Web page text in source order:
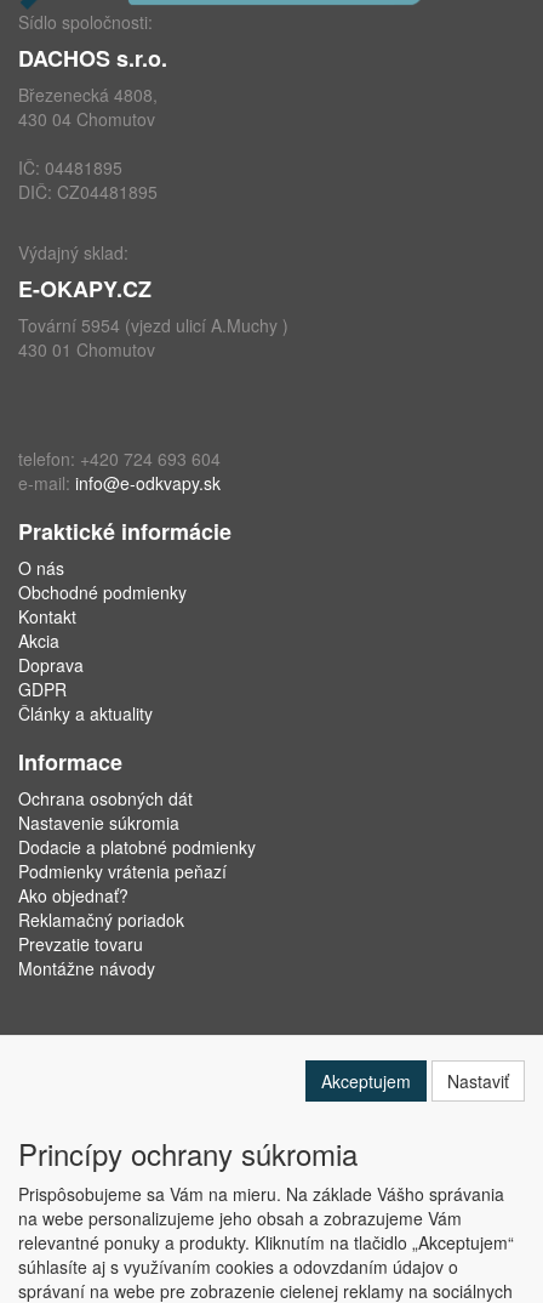
Sídlo spoločnosti:
DACHOS s.r.o.
Březenecká 4808,
430 04 Chomutov
IČ: 04481895
DIČ: CZ04481895
Výdajný sklad:
E-OKAPY.CZ
Tovární 5954 (vjezd ulicí A.Muchy )
430 01 Chomutov
telefon: +420 724 693 604
e-mail: info@e-odkvapy.sk
Praktické informácie
O nás
Obchodné podmienky
Kontakt
Akcia
Doprava
GDPR
Články a aktuality
Informace
Ochrana osobných dát
Nastavenie súkromia
Dodacie a platobné podmienky
Podmienky vrátenia peňazí
Ako objednať?
Reklamačný poriadok
Prevzatie tovaru
Montážne návody
Copyright © ABRA Software a.s. 2019
Akceptujem Nastaviť
Princípy ochrany súkromia
Prispôsobujeme sa Vám na mieru. Na základe Vášho správania
na webe personalizujeme jeho obsah a zobrazujeme Vám
relevantné ponuky a produkty. Kliknutím na tlačidlo „Akceptujem“
súhlasíte aj s využívaním cookies a odovzdaním údajov o
správaní na webe pre zobrazenie cielenej reklamy na sociálnych